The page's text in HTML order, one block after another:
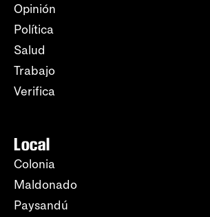
Opinión
Política
Salud
Trabajo
Verifica
Local
Colonia
Maldonado
Paysandú